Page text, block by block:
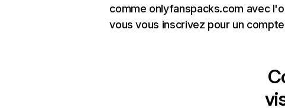
comme onlyfanspacks.com avec
vous vous inscrivez pour un